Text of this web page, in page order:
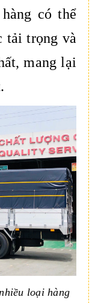
có thể
tải trọng và
mang lại
loại hàng